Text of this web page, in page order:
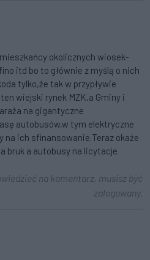
okolicznych wiosek-
itd bo to głównie z myślą o nich
tylko,że tak w przypływie
wiejski rynek MZK,a Gminy i
na gigantyczne
autobusów,w tym elektryczne
na ich sfinansowanie.Teraz okaże
bruk a autobusy na licytacje
na komentarz, musisz być
zalogowany.